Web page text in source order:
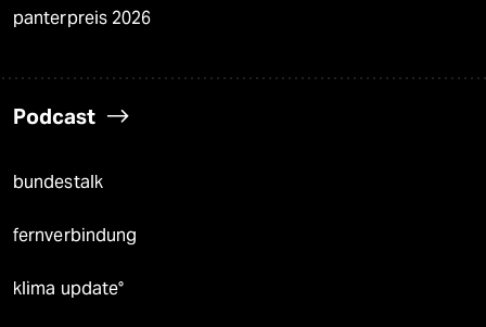
panterpreis 2026
Podcast
bundestalk
fernverbindung
klima update°